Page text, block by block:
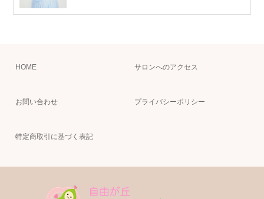
HOME サロンへのアクセス
お問い合わせ プライバシーポリシー
特定商取引に基づく表記